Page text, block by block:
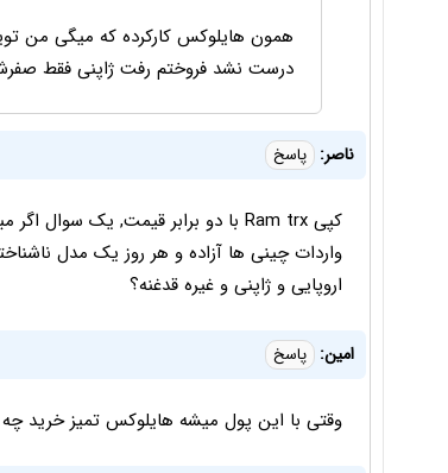
درست نشد فروختم رفت ژاپنی فقط صفرش
ناصر: پاسخ
واردات چینی ها آزاده و هر روز یک مدل
اروپایی و ژاپنی و غیره قدغنه؟
امین: پاسخ
وقتی با این پول میشه هایلوکس تمیز خرید